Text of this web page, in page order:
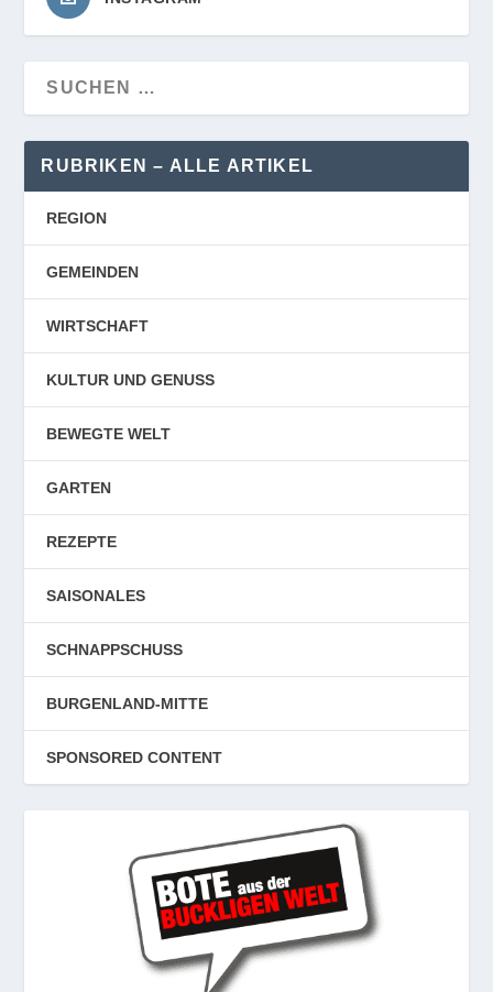
RUBRIKEN – ALLE ARTIKEL
REGION
GEMEINDEN
WIRTSCHAFT
KULTUR UND GENUSS
BEWEGTE WELT
GARTEN
REZEPTE
SAISONALES
SCHNAPPSCHUSS
BURGENLAND-MITTE
SPONSORED CONTENT